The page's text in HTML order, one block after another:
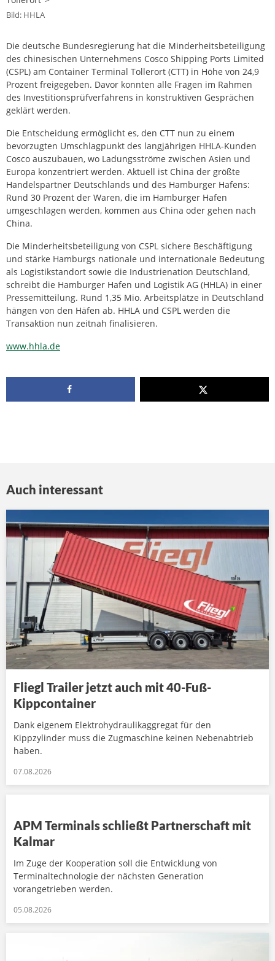
Bild: HHLA
Die deutsche Bundesregierung hat die Minderheitsbeteiligung
des chinesischen Unternehmens Cosco Shipping Ports Limited
(CSPL) am Container Terminal Tollerort (CTT) in Höhe von 24,9
Prozent freigegeben. Davor konnten alle Fragen im Rahmen
des Investitionsprüfverfahrens in konstruktiven Gesprächen
geklärt werden.
Die Entscheidung ermöglicht es, den CTT nun zu einem
bevorzugten Umschlagpunkt des langjährigen HHLA-Kunden
Cosco auszubauen, wo Ladungsströme zwischen Asien und
Europa konzentriert werden. Aktuell ist China der größte
Handelspartner Deutschlands und des Hamburger Hafens:
Rund 30 Prozent der Waren, die im Hamburger Hafen
umgeschlagen werden, kommen aus China oder gehen nach
China.
Die Minderheitsbeteiligung von CSPL sichere Beschäftigung
und stärke Hamburgs nationale und internationale Bedeutung
als Logistikstandort sowie die Industrienation Deutschland,
schreibt die Hamburger Hafen und Logistik AG (HHLA) in einer
Pressemitteilung. Rund 1,35 Mio. Arbeitsplätze in Deutschland
hängen von den Häfen ab. HHLA und CSPL werden die
Transaktion nun zeitnah finalisieren.
www.hhla.de
Auch interessant
Fliegl Trailer jetzt auch mit 40-Fuß-
Kippcontainer
Dank eigenem Elektrohydraulikaggregat für den
Kippzylinder muss die Zugmaschine keinen Nebenabtrieb
haben.
07.08.2026
APM Terminals schließt Partnerschaft mit
Kalmar
Im Zuge der Kooperation soll die Entwicklung von
Terminaltechnologie der nächsten Generation
vorangetrieben werden.
05.08.2026